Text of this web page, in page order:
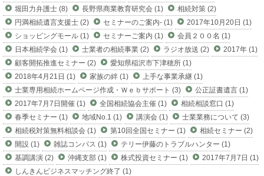
堀田力弁護士 (8)
長野県商業教育研究会 (1)
相続対策 (2)
円満相続遺言支援士 (2)
セミナーのご案内- (1)
2017年10月20日 (1)
ショッピングモール (1)
セミナーご案内 (1)
会員２００名 (1)
日本相続学会 (1)
士業者の相続事業 (2) ラジオ放送 (2)
2017年 (1)
顧客開拓推進セミナー (2)
愛知県稲沢市下津穂所 (1)
2018年4月21日 (1)
家族の絆 (1)
上手な事業承継 (1)
士業専用相続ホームページ作成・Ｗｅｂサポート (3)
公正証書遺言 (1)
2017年7月7日開催 (1)
全国相続協会主催 (1)
相続相談窓口 (1)
春季セミナー (1)
地域No.1 (1) 講演会 (1)
士業業務について (3)
相続税対策無料相談会 (1)
第10回全国セミナー (1)
相続セミナー (2)
開設 (1)
雑誌コンパス (1)
テリー伊藤のトラブルハンター (1)
基調講演 (2)
沖縄支部 (1) 株式投資セミナー (1)
2017年7月7日 (1)
しんきんビジネスマッチング終了 (1)